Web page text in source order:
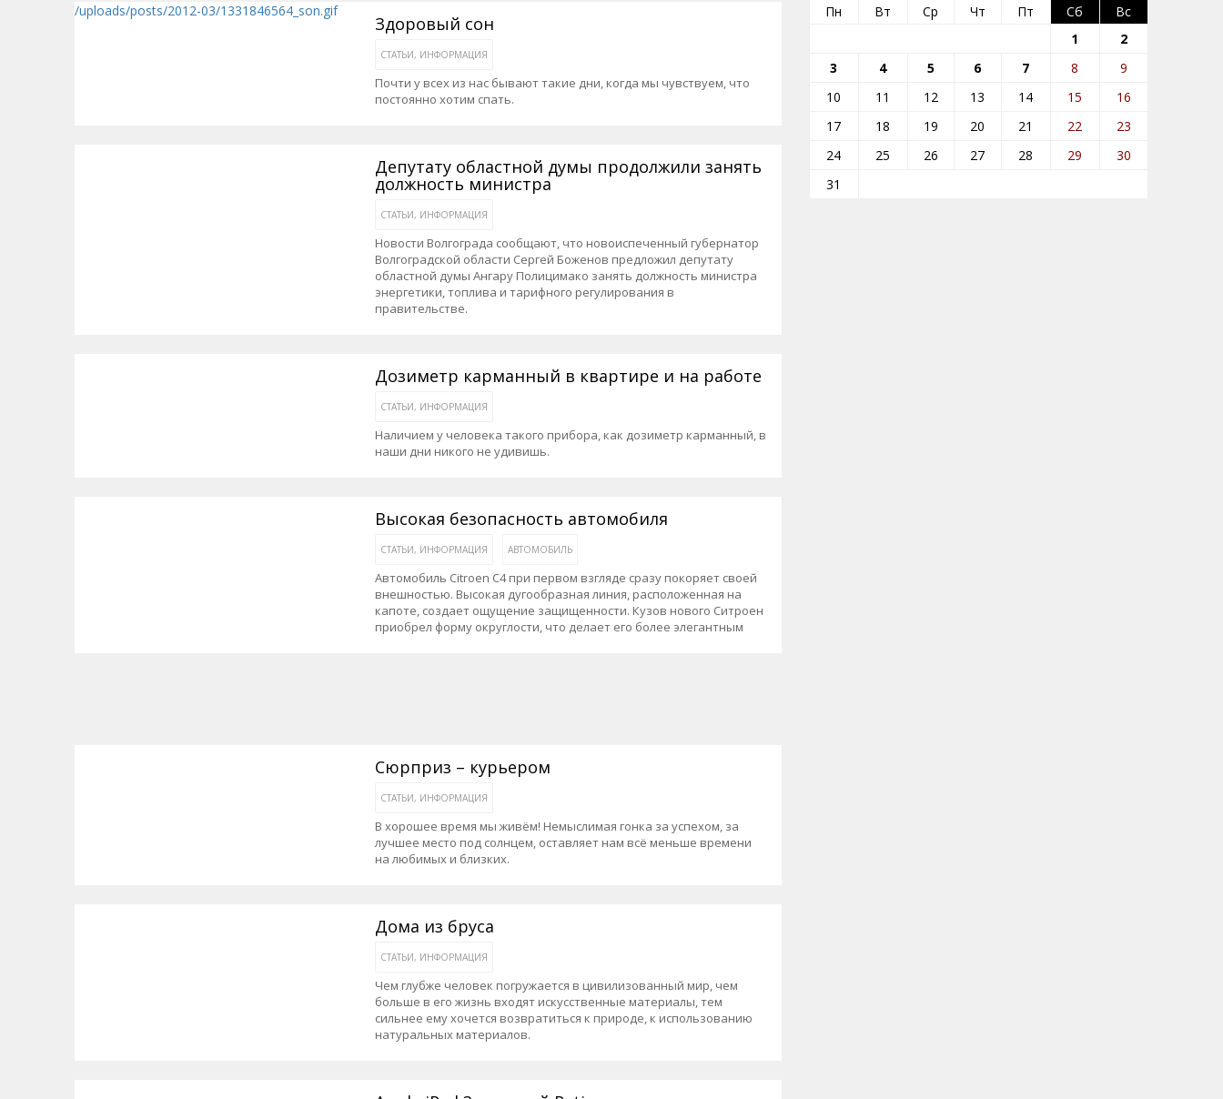
/uploads/posts/2012-03/1331846564_son.gif
Здоровый сон
СТАТЬИ, ИНФОРМАЦИЯ
Почти у всех из нас бывают такие дни, когда мы чувствуем, что
постоянно хотим спать.
Депутату областной думы продолжили занять
должность министра
СТАТЬИ, ИНФОРМАЦИЯ
Новости Волгограда сообщают, что новоиспеченный губернатор
Волгоградской области Сергей Боженов предложил депутату
областной думы Ангару Полицимако занять должность министра
энергетики, топлива и тарифного регулирования в
правительстве.
Дозиметр карманный в квартире и на работе
СТАТЬИ, ИНФОРМАЦИЯ
Наличием у человека такого прибора, как дозиметр карманный, в
наши дни никого не удивишь.
Высокая безопасность автомобиля
СТАТЬИ, ИНФОРМАЦИЯ АВТОМОБИЛЬ
Автомобиль Citroen C4 при первом взгляде сразу покоряет своей
внешностью. Высокая дугообразная линия, расположенная на
капоте, создает ощущение защищенности. Кузов нового Ситроен
приобрел форму округлости, что делает его более элегантным
Сюрприз – курьером
СТАТЬИ, ИНФОРМАЦИЯ
В хорошее время мы живём! Немыслимая гонка за успехом, за
лучшее место под солнцем, оставляет нам всё меньше времени
на любимых и близких.
Дома из бруса
СТАТЬИ, ИНФОРМАЦИЯ
Чем глубже человек погружается в цивилизованный мир, чем
больше в его жизнь входят искусственные материалы, тем
сильнее ему хочется возвратиться к природе, к использованию
натуральных материалов.
Пн
Вт Ср Чт Пт Сб
Вс
1
2
3
4 5 6 7 8
9
10
11 12 13 14 15
16
17
18 19 20 21 22
23
24
25 26 27 28 29
30
31